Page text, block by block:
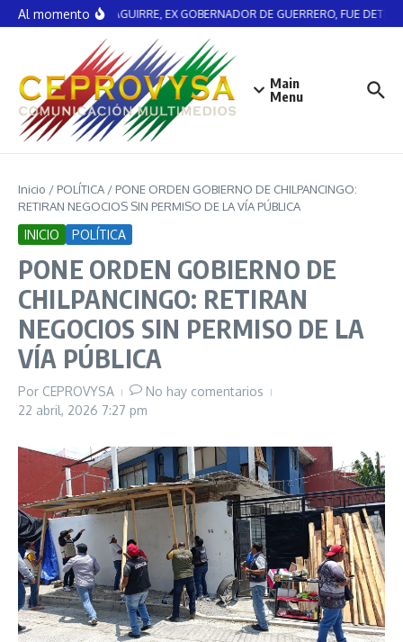
Saltar al contenido
Al momentoÁNGEL AGUIRRE, EX GOBERNADOR DE GUERRERO, FUE
Main
Menu
Inicio / POLÍTICA / PONE ORDEN GOBIERNO DE CHILPANCINGO:
RETIRAN NEGOCIOS SIN PERMISO DE LA VÍA PÚBLICA
INICIO POLÍTICA
PONE ORDEN GOBIERNO DE
CHILPANCINGO: RETIRAN
NEGOCIOS SIN PERMISO DE LA
VÍA PÚBLICA
Por CEPROVYSA
No hay comentarios
22 abril, 2026 7:27 pm